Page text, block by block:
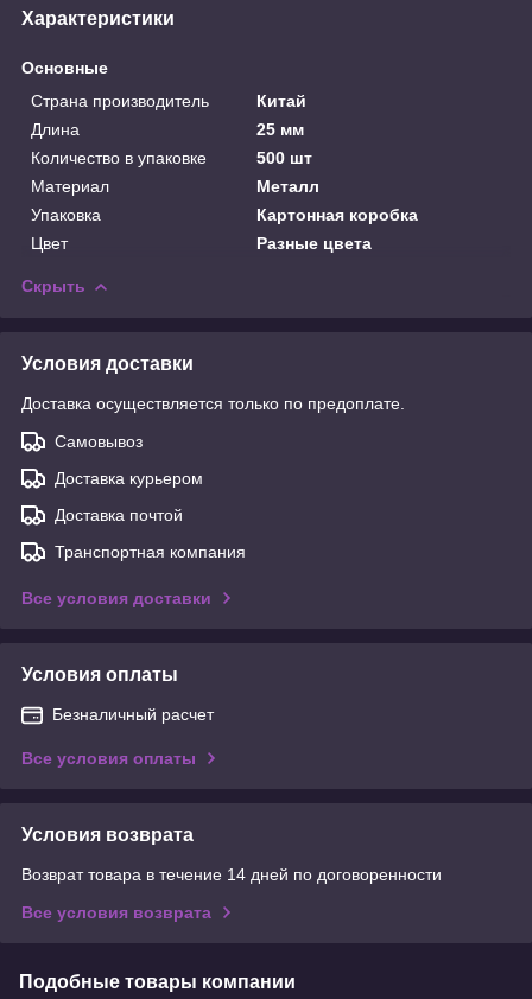
Характеристики
Основные
Страна производитель
Китай
Длина
25 мм
Количество в упаковке
500 шт
Материал
Металл
Упаковка
Картонная коробка
Цвет
Разные цвета
Скрыть
Условия доставки
Доставка осуществляется только по предоплате.
Самовывоз
Доставка курьером
Доставка почтой
Транспортная компания
Все условия доставки
Условия оплаты
Безналичный расчет
Все условия оплаты
Условия возврата
Возврат товара в течение 14 дней по договоренности
Все условия возврата
Подобные товары компании